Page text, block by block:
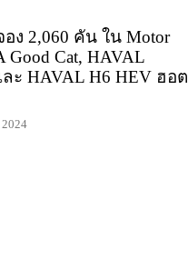
ง 2,060 คัน ใน Motor
Good Cat, HAVAL
ะ HAVAL H6 HEV ฮอต
2024